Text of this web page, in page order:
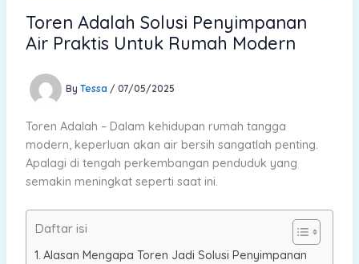
Toren Adalah Solusi Penyimpanan
Air Praktis Untuk Rumah Modern
By Tessa / 07/05/2025
Toren Adalah – Dalam kehidupan rumah tangga
modern, keperluan akan air bersih sangatlah penting.
Apalagi di tengah perkembangan penduduk yang
semakin meningkat seperti saat ini.
Daftar isi
Alasan Mengapa Toren Jadi Solusi Penyimpanan